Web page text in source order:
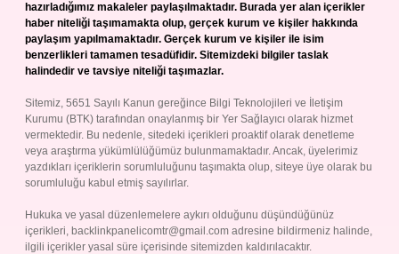
hazırladığımız makaleler paylaşılmaktadır. Burada yer alan içerikler
haber niteliği taşımamakta olup, gerçek kurum ve kişiler hakkında
paylaşım yapılmamaktadır. Gerçek kurum ve kişiler ile isim
benzerlikleri tamamen tesadüfidir. Sitemizdeki bilgiler taslak
halindedir ve tavsiye niteliği taşımazlar.
Sitemiz, 5651 Sayılı Kanun gereğince Bilgi Teknolojileri ve İletişim
Kurumu (BTK) tarafından onaylanmış bir Yer Sağlayıcı olarak hizmet
vermektedir. Bu nedenle, sitedeki içerikleri proaktif olarak denetleme
veya araştırma yükümlülüğümüz bulunmamaktadır. Ancak, üyelerimiz
yazdıkları içeriklerin sorumluluğunu taşımakta olup, siteye üye olarak bu
sorumluluğu kabul etmiş sayılırlar.
Hukuka ve yasal düzenlemelere aykırı olduğunu düşündüğünüz
içerikleri, backlinkpanelicomtr@gmail.com adresine bildirmeniz halinde,
ilgili içerikler yasal süre içerisinde sitemizden kaldırılacaktır.